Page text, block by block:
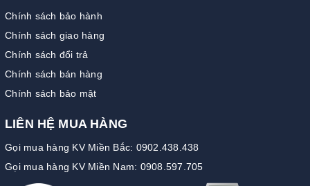
Chính sách bảo hành
Chính sách giao hàng
Chính sách đổi trả
Chính sách bán hàng
Chính sách bảo mật
LIÊN HỆ MUA HÀNG
Gọi mua hàng KV Miền Bắc: 0902.438.438
Gọi mua hàng KV Miền Nam: 0908.597.705